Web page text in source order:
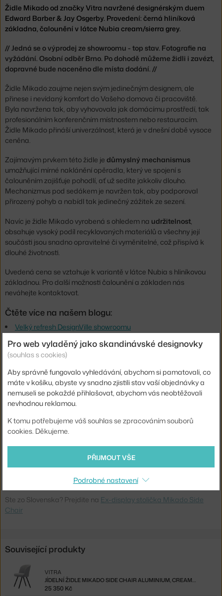
Židle Mikado od značky Vitra navržené designérským duem
Edward Barber & Jay Osgerby. Provedení: černá hliníková
základna, čalounění v látce Nubia cream/sierra grey.
// Jedná se o výprodej ze showroomu - top stav. Fotografie na
vyžádání. Osobní odběr Brno. Po dohodě můžeme židli i zavézt,
dopravné bude naceněno dle místa dodání. //
Židle Mikado zaujme nejen svým jedinečným designem, ale
přinese i nevídaný komfort do Vašeho domova či pracoviště.
Byla navržena tak, aby vyhovovala jak domácímu prostředí, tak
profesionálním konferenčním místnostem nebo restauracím.
Židle Mikado přináší univerzálnost, která je v dnešní době vysoce
ceněna.
Zajímavým prvkem této židle je důmyslný mechanismus
umožňující mírné naklánění opěradla, který ve spojení s
čalouněním zajišťuje pohodlí, ať už sedíte jakkoliv dlouho.
Mechanizmus pod sedákem je navržen tak, aby podporoval
přirozený pohyb a nabídl tak jedinečný zážitek ze sezení.
Navíc je židle Mikado vyrobená s ohledem na udržitelnost
obsahuje vysoký podíl recyklovaných materiálů a všechny její
součásti jsou snadno opravitelné či vyměnitelné, což přispívá k
dlouhé životnosti.
Uvedená cena se vztahuje k variantě v látce Nubia s hliníkovou
základnou. Pro další možnosti čalounění a základen nás
neváhejte kontaktovat.
Čtěte více na našem blogu:
Velký refresh DesignVille showroomu
Výška:
81 cm
Hloubka:
56,5 cm
Šířka:
58 cm
Materiál:
polyuretanová pěna, lakovaný hliník
VIT-43410100-F100-EX
Ste zo Slovenska? Prejdite na Ex-display stolička Mikado Side
Chair
Související produkty
JÍDELNÍ ŽIDLE MIKADO SIDE CHAIR ALUMINIUM, CREAM/SIERRA GREY
VITRA
25 350 Kč
Pro web vyladěný jako skandinávské designovky
(souhlas s cookies)
Aby správně fungovalo vyhledávání, abychom si pamatovali, co
máte v košíku, abyste vy snadno zjistili stav vaší objednávky a
nemuseli se pokaždé přihlašovat, abychom vás neobtěžovali
nevhodnou reklamou.
K tomu potřebujeme váš souhlas se zpracováním souborů
cookies. Děkujeme.
PŘIJMOUT VŠE
Podrobné nastavení